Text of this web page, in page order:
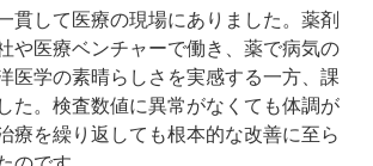
貫して医療の現場にありました。薬剤
や医療ベンチャーで働き、薬で病気の
医学の素晴らしさを実感する一方、課
た。検査数値に異常がなくても体調が
療を繰り返しても根本的な改善に至ら